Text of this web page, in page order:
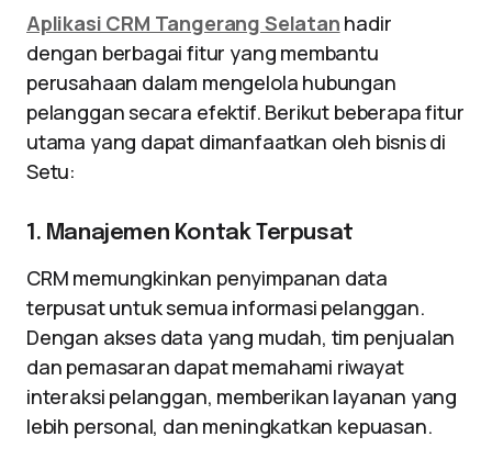
Aplikasi CRM Tangerang Selatan hadir
dengan berbagai fitur yang membantu
perusahaan dalam mengelola hubungan
pelanggan secara efektif. Berikut beberapa fitur
utama yang dapat dimanfaatkan oleh bisnis di
Setu:
1. Manajemen Kontak Terpusat
CRM memungkinkan penyimpanan data
terpusat untuk semua informasi pelanggan.
Dengan akses data yang mudah, tim penjualan
dan pemasaran dapat memahami riwayat
interaksi pelanggan, memberikan layanan yang
lebih personal, dan meningkatkan kepuasan.